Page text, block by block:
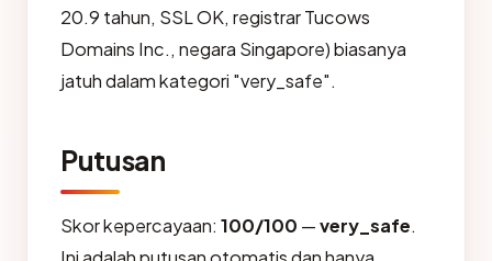
20.9 tahun, SSL OK, registrar Tucows
Domains Inc., negara Singapore) biasanya
jatuh dalam kategori "very_safe".
Putusan
Skor kepercayaan: 100/100 —very_safe.